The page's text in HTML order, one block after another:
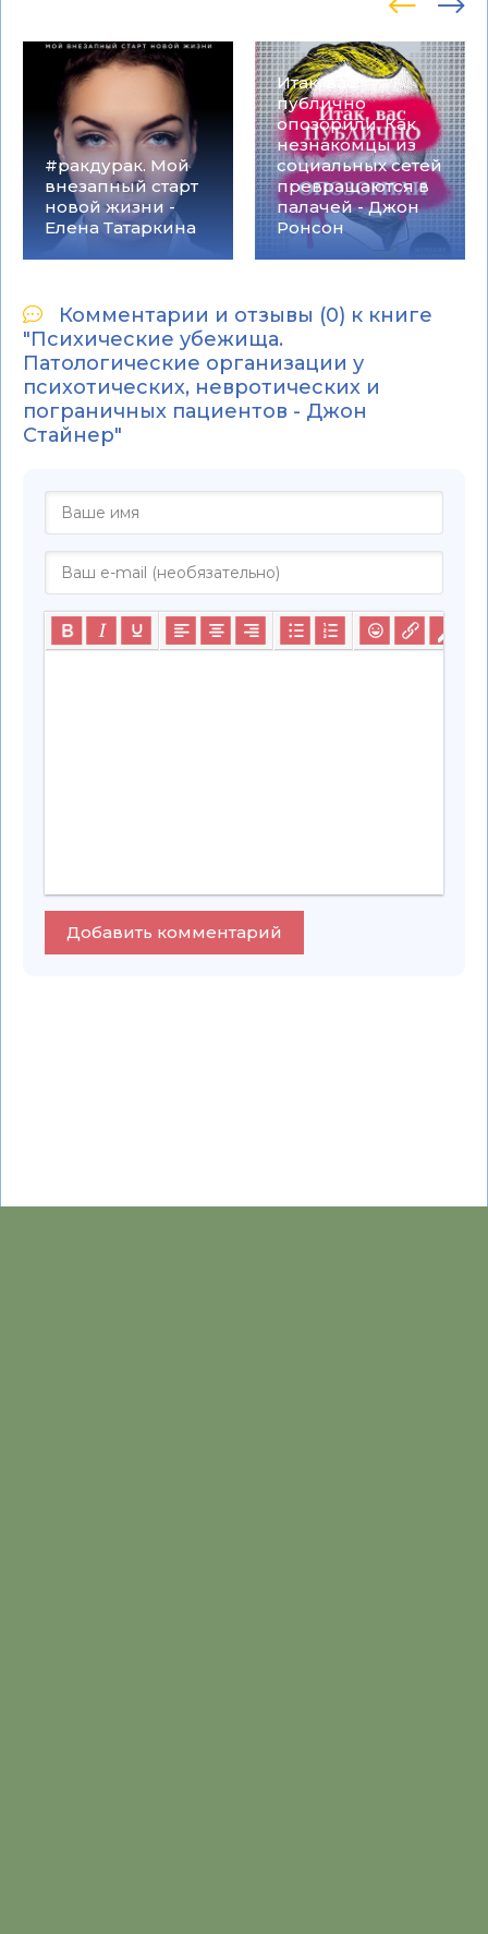
#ракдурак. Мой
внезапный старт
новой жизни -
Елена Татаркина
Итак, вас
публично
опозорили. Как
незнакомцы из
социальных сетей
превращаются в
палачей - Джон
Ронсон
Комментарии и отзывы (0) к книге
"Психические убежища.
Патологические организации у
психотических, невротических и
пограничных пациентов - Джон
Стайнер"
Добавить комментарий